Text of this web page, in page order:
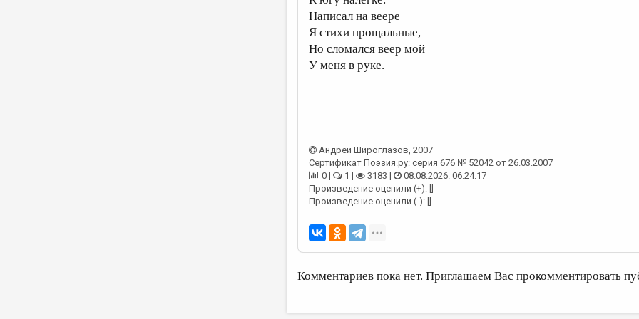
Написал на веере
Я стихи прощальные,
Но сломался веер мой
У меня в руке.
Андрей Широглазов, 2007
Сертификат Поэзия.ру: серия 676 № 52042 от 26.03.2007
0 |
1 | 3183 |
08.08.2026. 06:24:17
Произведение оценили (+): []
Произведение оценили (-): []
Комментариев пока нет. Приглашаем Вас прокомментировать